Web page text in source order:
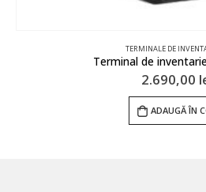
TERMINALE DE
TabletPC
3.993,00
ADAUGĂ ÎN